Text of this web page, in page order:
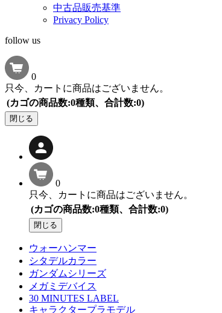
中古品販売基準
Privacy Policy
follow us
0
只今、カートに商品はございません。
(カゴの商品数:0種類、合計数:0)
閉じる
0
只今、カートに商品はございません。
(カゴの商品数:0種類、合計数:0)
閉じる
ウォーハンマー
シタデルカラー
ガンダムシリーズ
メガミデバイス
30 MINUTES LABEL
キャラクタープラモデル